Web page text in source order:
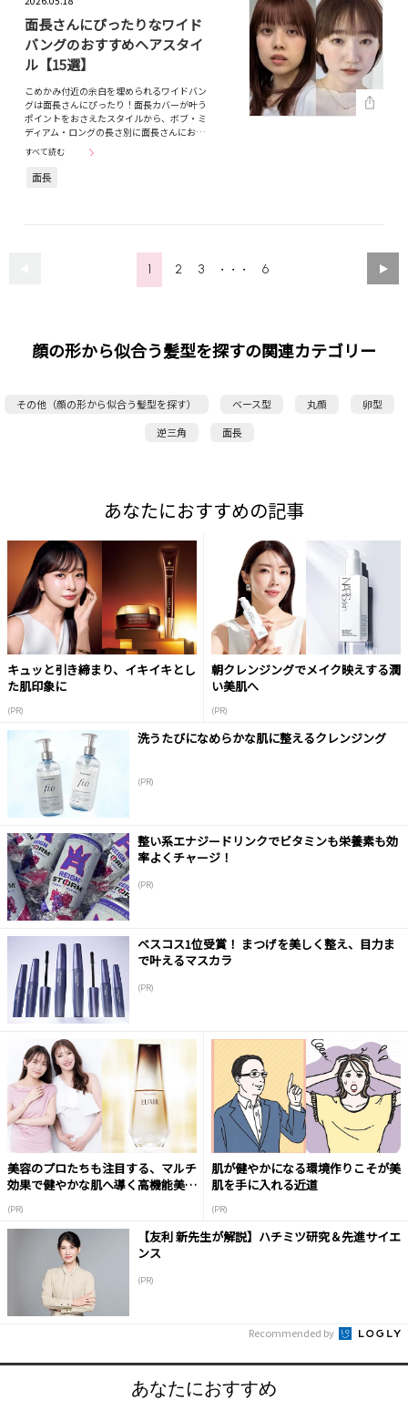
面長さんにぴったりなワイド
バングのおすすめヘアスタイ
ル【15選】
こめかみ付近の余白を埋められるワイドバン
グは面長さんにぴったり！面長カバーが叶う
ポイントをおさえたスタイルから、ボブ・ミ
ディアム・ロングの長さ別に面長さんにお…
すべて読む
面長
1 2 3 ・・・ 6
顔の形から似合う髪型を探すの関連カテゴリー
その他（顔の形から似合う髪型を探す） ベース型 丸顔
卵型
逆三角
面長
あなたにおすすめの記事
キュッと引き締まり、イキイキとし
た肌印象に
(PR)
朝クレンジングでメイク映えする潤
い美肌へ
(PR)
洗うたびになめらかな肌に整えるクレンジング
(PR)
整い系エナジードリンクでビタミンも栄養素も効
率よくチャージ！
(PR)
ベスコス1位受賞！ まつげを美しく整え、目力ま
で叶えるマスカラ
(PR)
美容のプロたちも注目する、マルチ
効果で健やかな肌へ導く高機能美容
(PR)
肌が健やかになる環境作りこそが美
肌を手に入れる近道
(PR)
【友利 新先生が解説】ハチミツ研究＆先進サイエ
ンス
(PR)
Recommended by
あなたにおすすめ